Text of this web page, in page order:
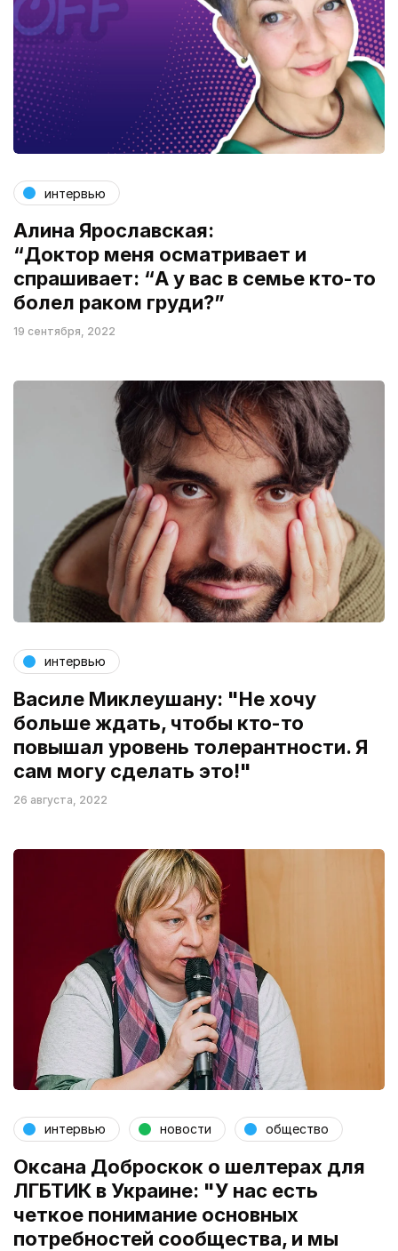
интервью
Алина Ярославская:
“Доктор меня осматривает и
спрашивает: “А у вас в семье кто-то
болел раком груди?”
19 сентября, 2022
интервью
Василе Миклеушану: "Не хочу
больше ждать, чтобы кто-то
повышал уровень толерантности. Я
сам могу сделать это!"
26 августа, 2022
интервью новости общество
Оксана Доброскок о шелтерах для
ЛГБТИК в Украине: "У нас есть
четкое понимание основных
потребностей сообщества, и мы